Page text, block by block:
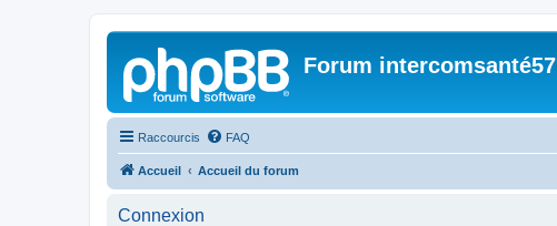
Forum intercomsanté57
Raccourcis FAQ
Accueil Accueil du forum
Connexion